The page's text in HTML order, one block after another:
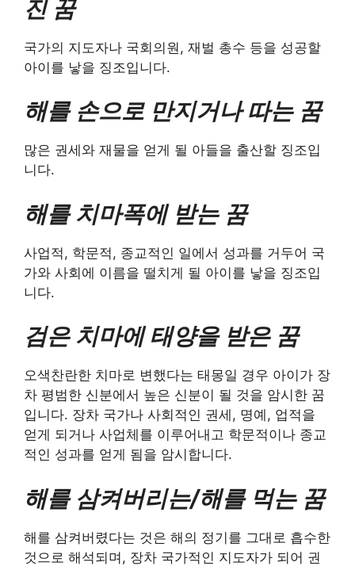
진 꿈
국가의 지도자나 국회의원, 재벌 총수 등을 성공할
아이를 낳을 징조입니다.
해를 손으로 만지거나 따는 꿈
많은 권세와 재물을 얻게 될 아들을 출산할 징조입
니다.
해를 치마폭에 받는 꿈
사업적, 학문적, 종교적인 일에서 성과를 거두어 국
가와 사회에 이름을 떨치게 될 아이를 낳을 징조입
니다.
검은 치마에 태양을 받은 꿈
오색찬란한 치마로 변했다는 태몽일 경우 아이가 장
차 평범한 신분에서 높은 신분이 될 것을 암시한 꿈
입니다. 장차 국가나 사회적인 권세, 명예, 업적을
얻게 되거나 사업체를 이루어내고 학문적이나 종교
적인 성과를 얻게 됨을 암시합니다.
해를 삼켜버리는/해를 먹는 꿈
해를 삼켜버렸다는 것은 해의 정기를 그대로 흡수한
것으로 해석되며, 장차 국가적인 지도자가 되어 권